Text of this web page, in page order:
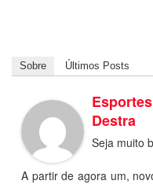
Sobre Últimos Posts
Destra
Seja muito
A partir de agora um,